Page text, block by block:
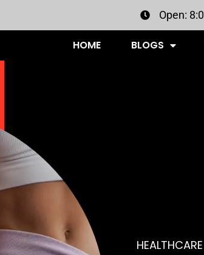
Open:
HOME BLOGS
HEALTHCARE